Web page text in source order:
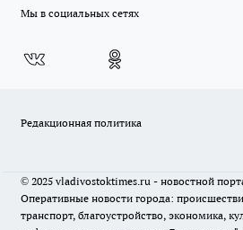
Мы в социальных сетях
Редакционная политика
© 2025 vladivostoktimes.ru - новостной
Оперативные новости города:
транспорт, благоустройство, экономика,